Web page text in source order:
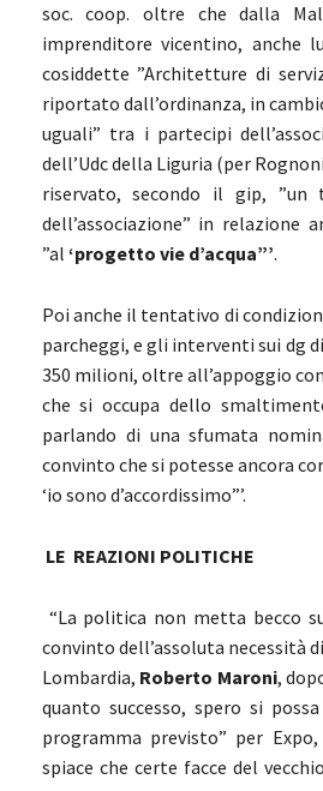
soc. coop. oltre che dalla
imprenditore vicentino, anche
cosiddette ”Architetture di
riportato dall’ordinanza, in
uguali” tra i partecipi
dell’Udc della Liguria (per
riservato, secondo il gip,
dell’associazione” in
”al ‘progetto vie d’acqua”’.
Poi anche il tentativo di
parcheggi, e gli interventi sui dg
350 milioni, oltre all’appoggio
che si occupa dello
parlando di una sfumata
convinto che si potesse ancora
‘io sono d’accordissimo”’.
LE REAZIONI POLITICHE
“La politica non metta becco
convinto dell’assoluta necessità
Lombardia, Roberto Maroni,
quanto successo, spero si
programma previsto” per
spiace che certe facce del